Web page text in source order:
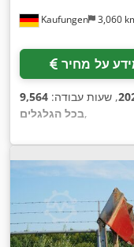
Kaufungen 3,060
על מחיר
, שעות עבודה:
בכל הגלגלים,